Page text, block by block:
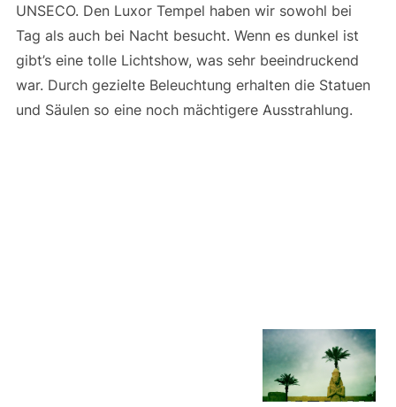
UNSECO. Den Luxor Tempel haben wir sowohl bei
Tag als auch bei Nacht besucht. Wenn es dunkel ist
gibt’s eine tolle Lichtshow, was sehr beeindruckend
war. Durch gezielte Beleuchtung erhalten die Statuen
und Säulen so eine noch mächtigere Ausstrahlung.